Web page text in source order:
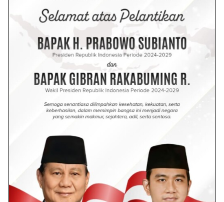
Bara Jadi Inspirasi Hadirnya
Gedung SPPG di Batu Bara
Kapolres Batu Bara Salurkan
Bantuan Sembako untuk Kaum
Dhuafa Lewat Program Minggu
3 Agustus 2025 - 11:40 WIB
Selanjutnya